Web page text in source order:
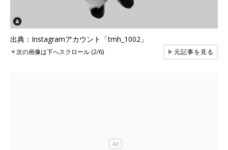
出典：Instagramアカウント「tmh_1002」
▼次の画像は下へスクロール (2/6) ▶元記事を見る